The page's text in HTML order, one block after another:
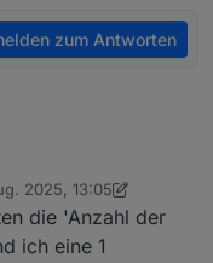
zum Antworten
2025, 13:05
skvarel
die 'Anzahl der
ich eine 1